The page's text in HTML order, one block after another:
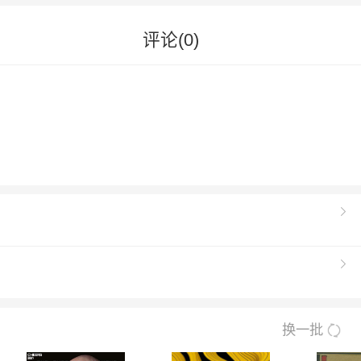
评论(0)
换一批